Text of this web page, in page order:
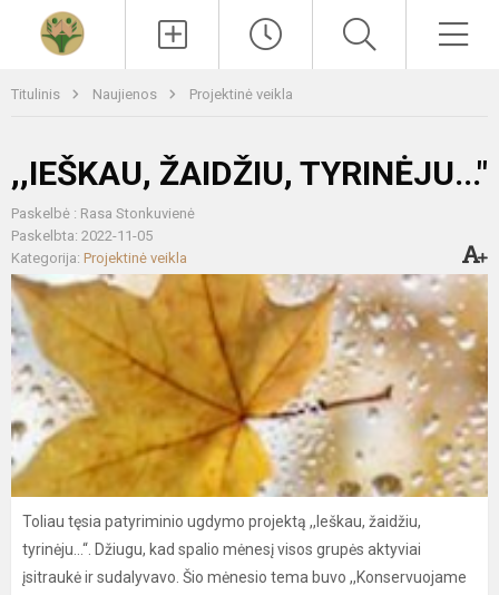
Titulinis Naujienos Projektinė veikla
,,IEŠKAU, ŽAIDŽIU, TYRINĖJU..."
Paskelbė : Rasa Stonkuvienė
Paskelbta: 2022-11-05
Kategorija: Projektinė veikla
Toliau tęsia patyriminio ugdymo projektą ,,Ieškau, žaidžiu,
tyrinėju...“. Džiugu, kad spalio mėnesį visos grupės aktyviai
įsitraukė ir sudalyvavo. Šio mėnesio tema buvo ,,Konservuojame